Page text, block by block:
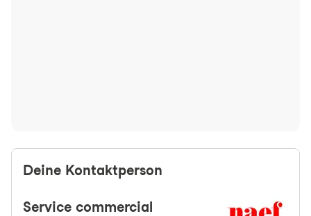
Deine Kontaktperson
Service commercial